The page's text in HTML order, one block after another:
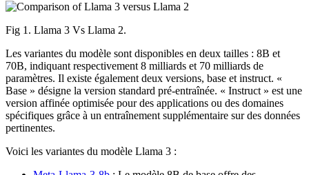
Fig 1. Llama 3 Vs Llama 2.
Les variantes du modèle sont disponibles en deux tailles : 8B et
70B, indiquant respectivement 8 milliards et 70 milliards de
paramètres. Il existe également deux versions, base et instruct. «
Base » désigne la version standard pré-entraînée. « Instruct » est une
version affinée optimisée pour des applications ou des domaines
spécifiques grâce à un entraînement supplémentaire sur des données
pertinentes.
Voici les variantes du modèle Llama 3 :